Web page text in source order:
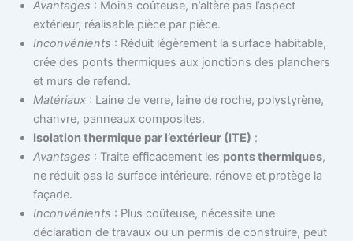
Avantages : Moins coûteuse, n’altère pas l’aspect
extérieur, réalisable pièce par pièce.
Inconvénients : Réduit légèrement la surface habitable,
crée des ponts thermiques aux jonctions des planchers
et murs de refend.
Matériaux : Laine de verre, laine de roche, polystyrène,
chanvre, panneaux composites.
Isolation thermique par l’extérieur (ITE) :
Avantages : Traite efficacement les ponts thermiques,
ne réduit pas la surface intérieure, rénove et protège la
façade.
Inconvénients : Plus coûteuse, nécessite une
déclaration de travaux ou un permis de construire, peut